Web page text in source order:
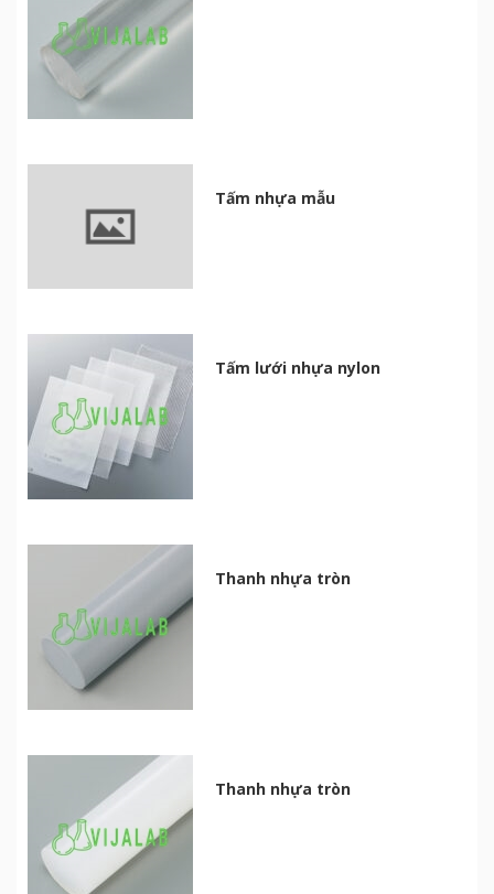
Tấm nhựa mẫu
Tấm lưới nhựa nylon
Thanh nhựa tròn
Thanh nhựa tròn